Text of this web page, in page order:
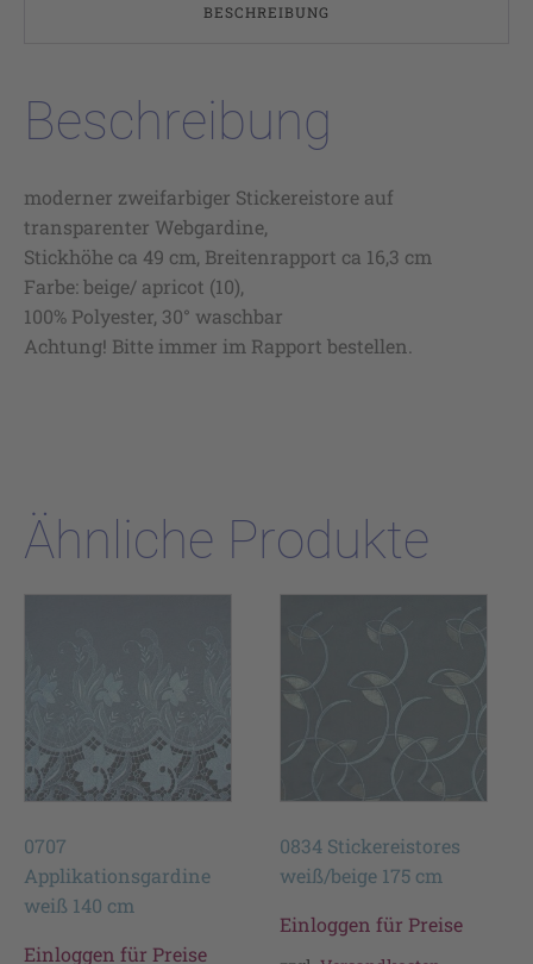
BESCHREIBUNG
Beschreibung
moderner zweifarbiger Stickereistore auf
transparenter Webgardine,
Stickhöhe ca 49 cm, Breitenrapport ca 16,3 cm
Farbe: beige/ apricot (10),
100% Polyester, 30° waschbar
Achtung! Bitte immer im Rapport bestellen.
Ähnliche Produkte
0707
Applikationsgardine
weiß 140 cm
Einloggen für Preise
0834 Stickereistores
weiß/beige 175 cm
Einloggen für Preise